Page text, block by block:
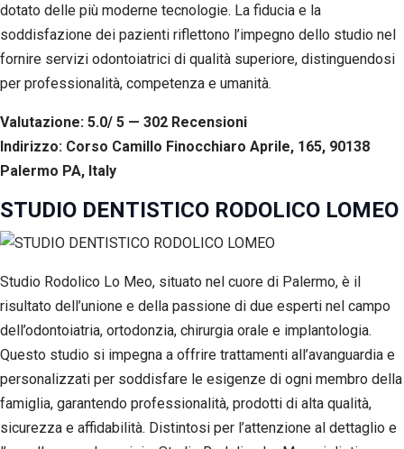
dotato delle più moderne tecnologie. La fiducia e la
soddisfazione dei pazienti riflettono l’impegno dello studio nel
fornire servizi odontoiatrici di qualità superiore, distinguendosi
per professionalità, competenza e umanità.
Valutazione: 5.0/ 5 — 302 Recensioni
Indirizzo: Corso Camillo Finocchiaro Aprile, 165, 90138
Palermo PA, Italy
STUDIO DENTISTICO RODOLICO LOMEO
Studio Rodolico Lo Meo, situato nel cuore di Palermo, è il
risultato dell’unione e della passione di due esperti nel campo
dell’odontoiatria, ortodonzia, chirurgia orale e implantologia.
Questo studio si impegna a offrire trattamenti all’avanguardia e
personalizzati per soddisfare le esigenze di ogni membro della
famiglia, garantendo professionalità, prodotti di alta qualità,
sicurezza e affidabilità. Distintosi per l’attenzione al dettaglio e